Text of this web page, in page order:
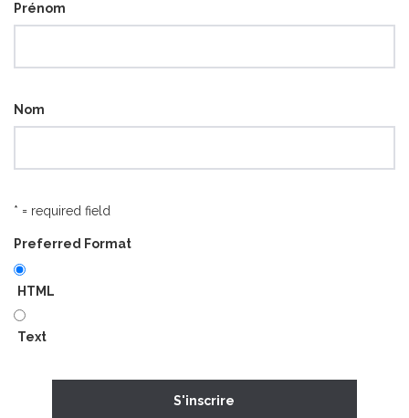
Prénom
Nom
* = required field
Preferred Format
HTML
Text